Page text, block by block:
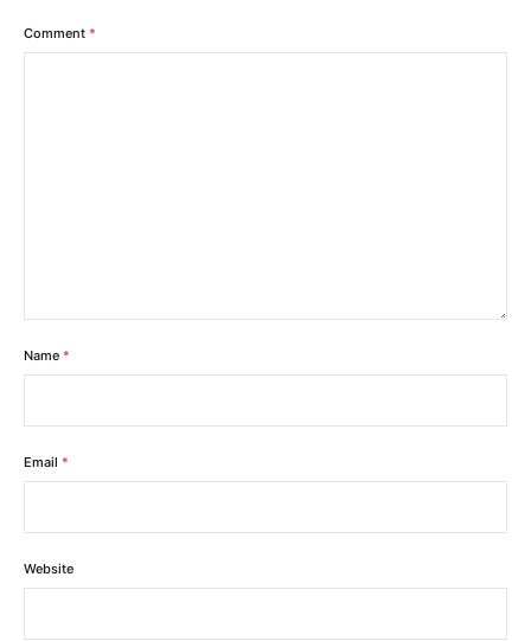
Comment *
Name *
Email *
Website